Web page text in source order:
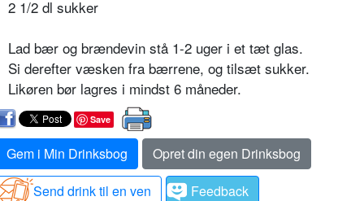
2 1/2 dl sukker
Lad bær og brændevin stå 1-2 uger i et tæt glas.
Si derefter væsken fra bærrene, og tilsæt sukker.
Likøren bør lagres i mindst 6 måneder.
Save
Gem i Min Drinksbog
Opret din egen Drinksbog
Send drink til en ven
Feedback